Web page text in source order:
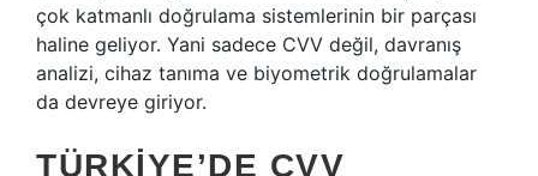
çok katmanlı doğrulama sistemlerinin bir parçası
haline geliyor. Yani sadece CVV değil, davranış
analizi, cihaz tanıma ve biyometrik doğrulamalar
da devreye giriyor.
TÜRKIYE’DE CVV